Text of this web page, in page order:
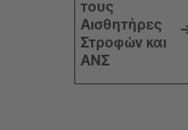
τους
Αισθητήρες
Στροφών και
ΑΝΣ